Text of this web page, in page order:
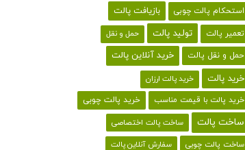
استحکام پالت چوبی بازیافت پالت
تعمیر پالت تولید پالت حمل و نقل
حمل و نقل پالت خرید آنلاین پالت
خرید پالت خرید پالت ارزان
خرید پالت با قیمت مناسب خرید پالت چوبی
ساخت پالت
ساخت پالت اختصاصی
ساخت پالت چوبی
سفارش آنلاین پالت